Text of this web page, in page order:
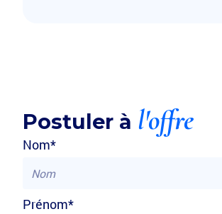
Postuler à l'offre
Nom*
Prénom*